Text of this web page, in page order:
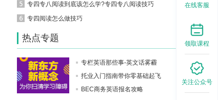
专四专八阅读到底该怎么学?专四专八阅读技巧
专四阅读怎么做技巧
热点专题
专栏英语那些事-英文话雾霾
托业入门指南带你零基础起飞
BEC商务英语报名攻略
在线客服
领取课程
关注公众号